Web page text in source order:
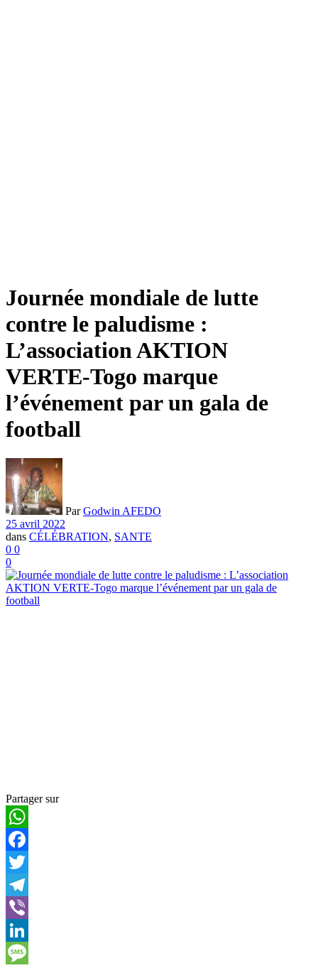
Journée mondiale de lutte
contre le paludisme :
L’association AKTION
VERTE-Togo marque
l’événement par un gala de
football
Par Godwin AFEDO
25 avril 2022
dans CÉLÉBRATION, SANTE
0 0
0
Partager sur
WhatsApp
Facebook
Twitter
Telegram
Viber
LinkedIn